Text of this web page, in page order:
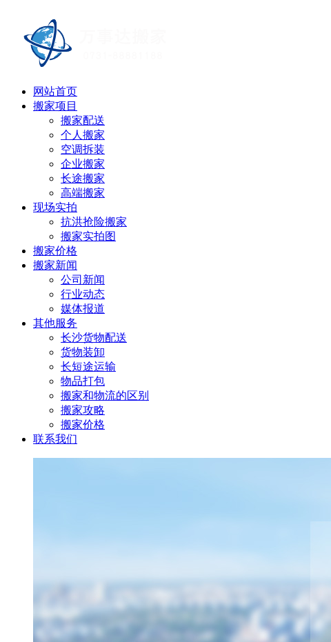
网站首页
搬家项目
搬家配送
个人搬家
空调拆装
企业搬家
长途搬家
高端搬家
现场实拍
抗洪抢险搬家
搬家实拍图
搬家价格
搬家新闻
公司新闻
行业动态
媒体报道
其他服务
长沙货物配送
货物装卸
长短途运输
物品打包
搬家和物流的区别
搬家攻略
搬家价格
联系我们